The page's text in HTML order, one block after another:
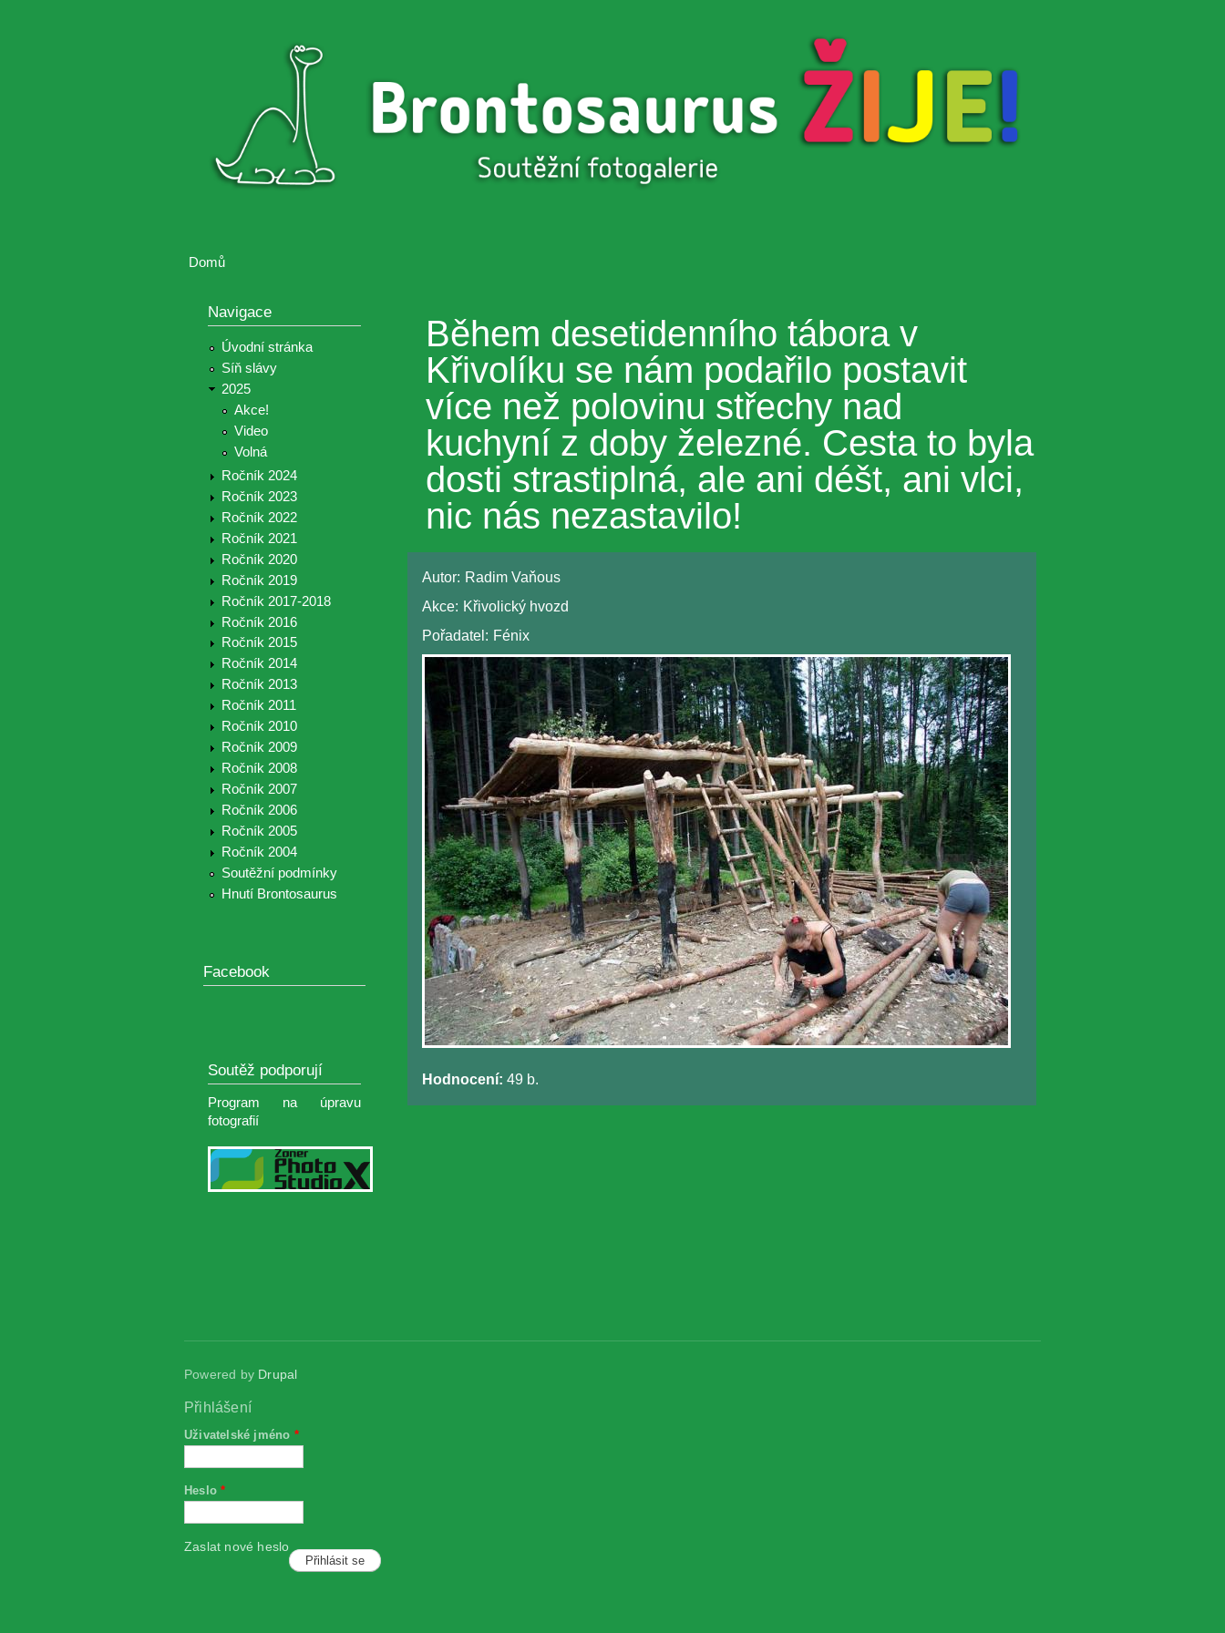
Brontosaurus
Brontosaurus
Domů
Navigace
Úvodní stránka
Síň slávy
2025
Akce!
Video
Volná
Ročník 2024
Ročník 2023
Ročník 2022
Ročník 2021
Ročník 2020
Ročník 2019
Ročník 2017-2018
Ročník 2016
Ročník 2015
Ročník 2014
Ročník 2013
Ročník 2011
Ročník 2010
Ročník 2009
Ročník 2008
Ročník 2007
Ročník 2006
Ročník 2005
Ročník 2004
Soutěžní podmínky
Hnutí Brontosaurus
Facebook
Soutěž podporují
Program na úpravu
fotografií
Během desetidenního tábora v
Křivolíku se nám podařilo postavit
více než polovinu střechy nad
kuchyní z doby železné. Cesta to byla
dosti strastiplná, ale ani déšt, ani vlci,
nic nás nezastavilo!
Autor: Radim Vaňous
Akce: Křivolický hvozd
Pořadatel: Fénix
Hodnocení: 49 b.
Powered by Drupal
Přihlášení
Uživatelské jméno *
Heslo*
Zaslat nové heslo